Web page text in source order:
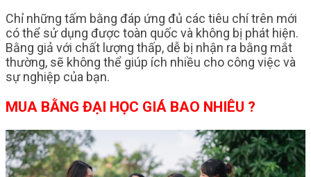
Chỉ những tấm bằng đáp ứng đủ các tiêu chí trên mới
có thể sử dụng được toàn quốc và không bị phát hiện.
Bằng giả với chất lượng thấp, dễ bị nhận ra bằng mắt
thường, sẽ không thể giúp ích nhiều cho công việc và
sự nghiệp của bạn.
MUA BẰNG ĐẠI HỌC GIÁ BAO NHIÊU ?